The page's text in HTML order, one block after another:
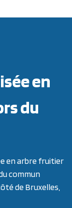
en
du
en arbre fruitier
commun
de Bruxelles,